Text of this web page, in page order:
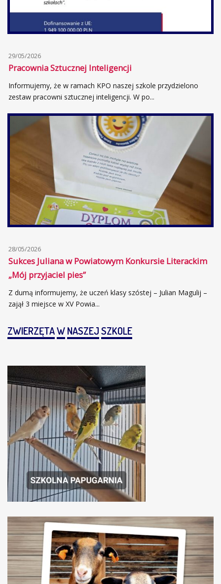
29/05/2026
Pracownia Sztucznej Inteligencji
Informujemy, że w ramach KPO naszej szkole przydzielono
zestaw pracowni sztucznej inteligencji. W po...
28/05/2026
Sukces Juliana w Powiatowym Konkursie Literackim
„Mój przyjaciel pies”
Z dumą informujemy, że uczeń klasy szóstej – Julian Magulij –
zajął 3 miejsce w XV Powia...
ZWIERZĘTAWNASZEJSZKOLE